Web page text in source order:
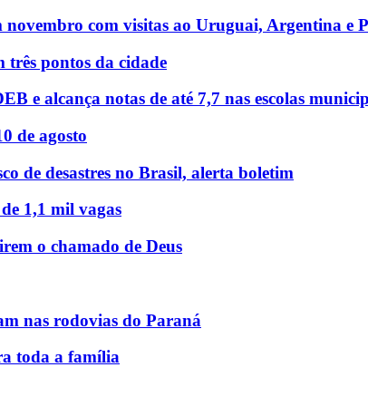
com visitas ao Uruguai, Argentina e
três pontos da cidade
e alcança notas de até 7,7 nas escolas
de agosto
de desastres no Brasil, alerta boletim
1,1 mil vagas
o chamado de Deus
nas rodovias do Paraná
toda a família